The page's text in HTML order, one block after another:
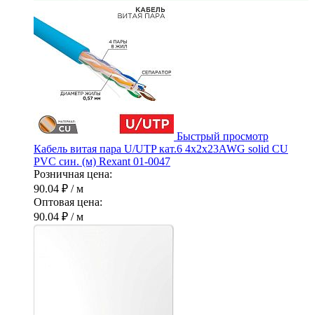
Быстрый просмотр
Кабель витая пара U/UTP кат.6 4х2х23AWG solid CU
PVC син. (м) Rexant 01-0047
Розничная цена:
90.04 ₽ / м
Оптовая цена:
90.04 ₽ / м